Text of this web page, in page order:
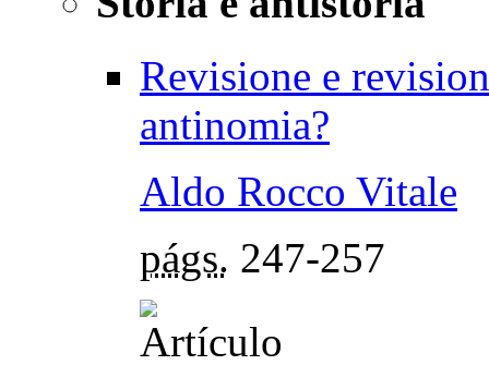
Revisione e
antinomia?
Aldo Rocco Vitale
págs. 247-257